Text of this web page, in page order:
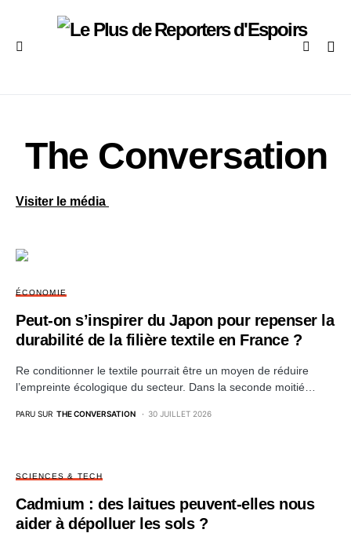
The Conversation
Visiter le média
ÉCONOMIE
Peut‑on s’inspirer du Japon pour repenser la
durabilité de la filière textile en France ?
Re conditionner le textile pourrait être un moyen de réduire
l’empreinte écologique du secteur. Dans la seconde moitié…
PARU SUR THE CONVERSATION 30 JUILLET 2026
SCIENCES & TECH
Cadmium : des laitues peuvent‑elles nous
aider à dépolluer les sols ?